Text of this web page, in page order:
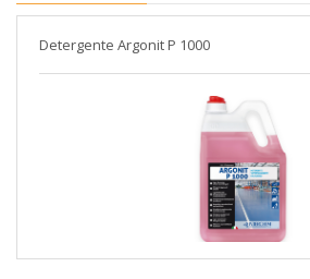
Detergente Argonit P 1000